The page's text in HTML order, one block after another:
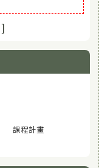
(另開視窗)
]
課程計畫(另開視窗)